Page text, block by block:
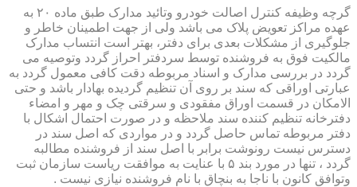
گرچه وظیفه کنترل اصالت خودرو وتائید مدارک طبق ماده ۲۰ به
عهده مراکز تعویض پلاک می باشد ولی از جهت اطمینان خاطر و
جلوگیری از مشکلات بعدی برای دفتر، بهتر است انتساب مدارک
مالکیت فوق به فروشنده توسط سردفتر احراز گردد وتوصیه می
گردد در بررسی مدارک و اسناد مربوطه دقت کافی معمول گردد به
عبارتی اوراقی که سند بر روی آن تنظیم گردیده بهادار باشد و حتی
الامکان در قسمت اوراق مفقودی و سرقتی چک و مهر و امضاء
دفترخانه تنظیم کننده سند ملاحظه و در صورت احتمال اشکال با
دفتر مربوطه تماس حاصل گردد و در مواردی که اصل سند در
دسترس نیست رونوشت برابر با اصل سند از فروشنده مطالبه
گردد ، تنها در مورد بند ۵ با عنایت به موافقت ریاست سازمان ثبت
وتوافق کانون با ناجا به بنچاق با نام فروشنده نیازی نیست .